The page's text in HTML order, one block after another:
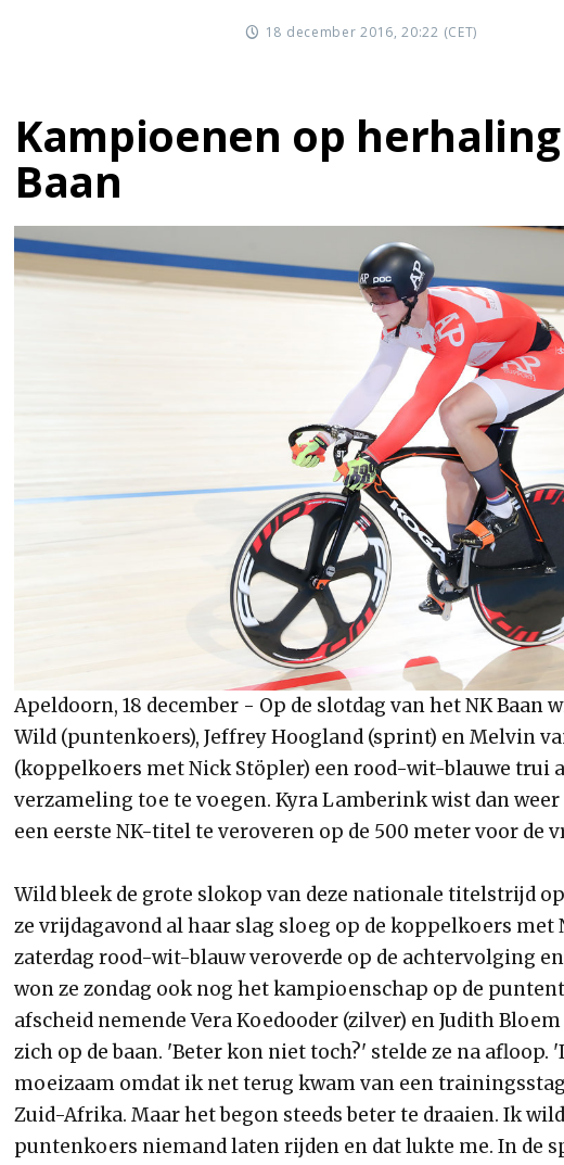
18 december 2016, 20:22 (CET)
Kampioenen op
Baan
Apeldoorn, 18 december - Op de slotdag van het NK Baan
Wild (puntenkoers), Jeffrey Hoogland (sprint) en Melvin
(koppelkoers met Nick Stöpler) een rood-wit-blauwe trui
verzameling toe te voegen. Kyra Lamberink wist dan
een eerste NK-titel te veroveren op de 500 meter voor de
Wild bleek de grote slokop van deze nationale titelstrijd
ze vrijdagavond al haar slag sloeg op de koppelkoers met
zaterdag rood-wit-blauw veroverde op de achtervolging
won ze zondag ook nog het kampioenschap op de
afscheid nemende Vera Koedooder (zilver) en Judith
zich op de baan. 'Beter kon niet toch?' stelde ze na afloop.
moeizaam omdat ik net terug kwam van een
Zuid-Afrika. Maar het begon steeds beter te draaien. Ik
puntenkoers niemand laten rijden en dat lukte me. In de